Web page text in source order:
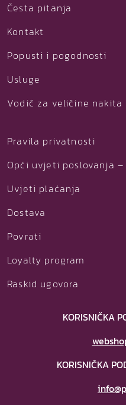
Česta pitanja
Kontakt
Popusti i pogodnosti
Usluge
Vodič za veličine nakita
Pravila privatnosti
Opći uvjeti poslovanja
Uvjeti plaćanja
Dostava
Povrati
Loyalty program
Raskid ugovora
KORISNIČKA
KORISNIČKA